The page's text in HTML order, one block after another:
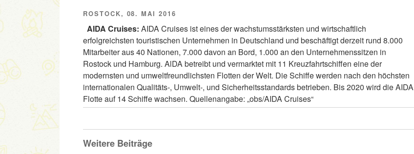
ROSTOCK, 08. MAI 2016
AIDA Cruises: AIDA Cruises ist eines der wachstumsstärksten und wirtschaftlich
erfolgreichsten touristischen Unternehmen in Deutschland und beschäftigt derzeit rund 8.000
Mitarbeiter aus 40 Nationen, 7.000 davon an Bord, 1.000 an den Unternehmenssitzen in
Rostock und Hamburg. AlDA betreibt und vermarktet mit 11 Kreuzfahrtschiffen eine der
modernsten und umweltfreundlichsten Flotten der Welt. Die Schiffe werden nach den höchsten
internationalen Qualitäts-, Umwelt-, und Sicherheitsstandards betrieben. Bis 2020 wird die AIDA
Flotte auf 14 Schiffe wachsen. Quellenangabe: „obs/AIDA Cruises“
Weitere Beiträge